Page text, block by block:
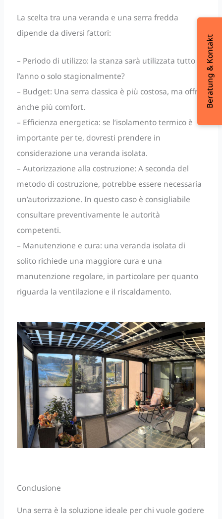
La scelta tra una veranda e una serra fredda
dipende da diversi fattori:
– Periodo di utilizzo: la stanza sarà utilizzata tutto
l’anno o solo stagionalmente?
– Budget: Una serra classica è più costosa, ma offre
anche più comfort.
– Efficienza energetica: se l’isolamento termico è
importante per te, dovresti prendere in
considerazione una veranda isolata.
– Autorizzazione alla costruzione: A seconda del
metodo di costruzione, potrebbe essere necessaria
un’autorizzazione. In questo caso è consigliabile
consultare preventivamente le autorità
competenti.
– Manutenzione e cura: una veranda isolata di
solito richiede una maggiore cura e una
manutenzione regolare, in particolare per quanto
riguarda la ventilazione e il riscaldamento.
Conclusione
Una serra è la soluzione ideale per chi vuole godere
Beratung & Kontakt